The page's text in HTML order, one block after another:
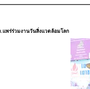
แพร่ร่วมงานวันสิ่งแวดล้อมโลก